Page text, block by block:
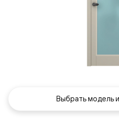
Выбрать модель